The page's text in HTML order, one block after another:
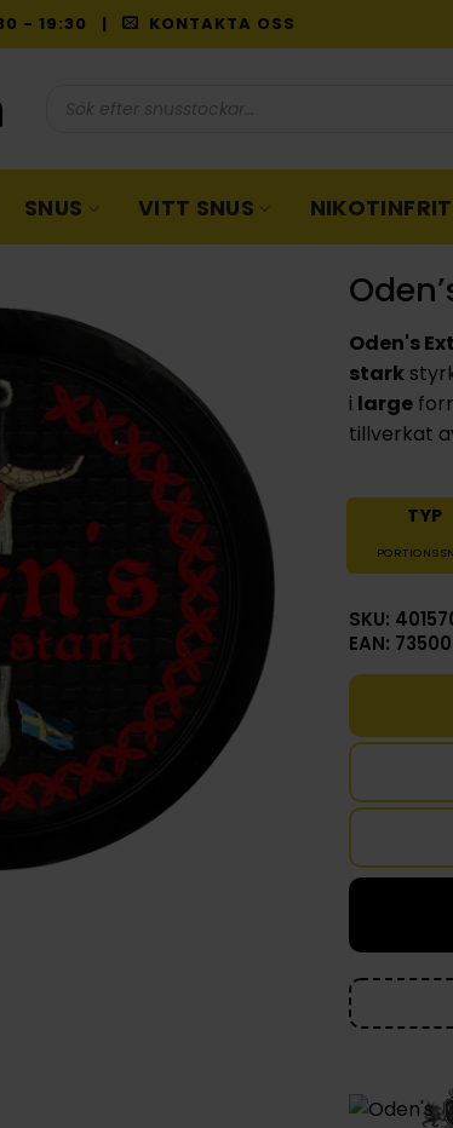
- 19:30 | KONTAKTA OSS
SNUS VITT SNUS
Oden's
stark
i large
tillverkat
TYP
SKU:
EAN: